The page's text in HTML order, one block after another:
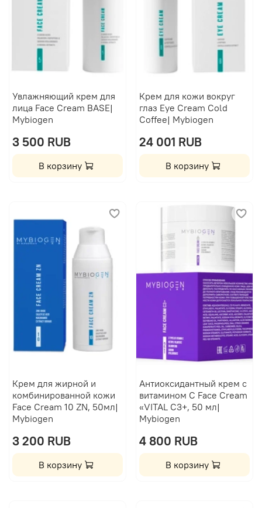
Увлажняющий крем для
лица Face Cream BASE|
Mybiogen
3 500 RUB
В корзину
Крем для кожи вокруг
глаз Eye Cream Cold
Coffee| Mybiogen
24 001 RUB
В корзину
Крем для жирной и
комбинированной кожи
Face Cream 10 ZN, 50мл|
Mybiogen
3 200 RUB
В корзину
Антиоксидантный крем с
витамином C Face Cream
«VITAL С3+, 50 мл|
Mybiogen
4 800 RUB
В корзину